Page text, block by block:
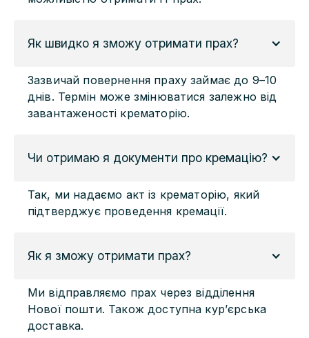
Як швидко я зможу отримати прах?
Зазвичай повернення праху займає до 9–10
днів. Термін може змінюватися залежно від
завантаженості крематорію.
Чи отримаю я документи про кремацію?
Так, ми надаємо акт із крематорію, який
підтверджує проведення кремації.
Як я зможу отримати прах?
Ми відправляємо прах через відділення
Нової пошти. Також доступна кур’єрська
доставка.